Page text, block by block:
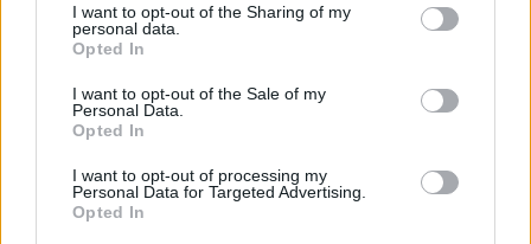
de su consentimiento, pero usted tiene el derecho de
rechazar tal procesamiento. Sus preferencias se aplicarán
cualquier momento entrando de nuevo en este sitio web o
visitando nuestra política de privacidad.
I want to opt-out of the Sharing of my
personal data.
Opted In
I want to opt-out of the Sale of my
Personal Data.
Opted In
I want to opt-out of processing my
Personal Data for Targeted Advertising.
Opted In